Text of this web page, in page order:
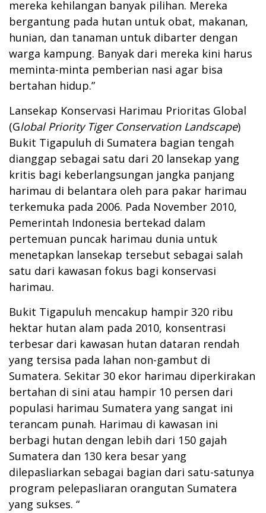
mereka kehilangan banyak pilihan. Mereka
bergantung pada hutan untuk obat, makanan,
hunian, dan tanaman untuk dibarter dengan
warga kampung. Banyak dari mereka kini harus
meminta-minta pemberian nasi agar bisa
bertahan hidup.”
Lansekap Konservasi Harimau Prioritas Global
(Global Priority Tiger Conservation Landscape)
Bukit Tigapuluh di Sumatera bagian tengah
dianggap sebagai satu dari 20 lansekap yang
kritis bagi keberlangsungan jangka panjang
harimau di belantara oleh para pakar harimau
terkemuka pada 2006. Pada November 2010,
Pemerintah Indonesia bertekad dalam
pertemuan puncak harimau dunia untuk
menetapkan lansekap tersebut sebagai salah
satu dari kawasan fokus bagi konservasi
harimau.
Bukit Tigapuluh mencakup hampir 320 ribu
hektar hutan alam pada 2010, konsentrasi
terbesar dari kawasan hutan dataran rendah
yang tersisa pada lahan non-gambut di
Sumatera. Sekitar 30 ekor harimau diperkirakan
bertahan di sini atau hampir 10 persen dari
populasi harimau Sumatera yang sangat ini
terancam punah. Harimau di kawasan ini
berbagi hutan dengan lebih dari 150 gajah
Sumatera dan 130 kera besar yang
dilepasliarkan sebagai bagian dari satu-satunya
program pelepasliaran orangutan Sumatera
yang sukses. “